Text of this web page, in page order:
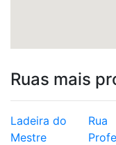
Ruas mais
Ladeira do
Mestre
Rua